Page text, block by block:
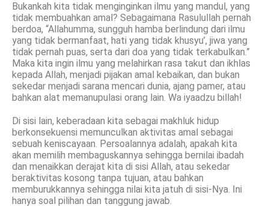
Bukankah kita tidak menginginkan ilmu yang mandul, yang
tidak membuahkan amal? Sebagaimana Rasulullah pernah
berdoa, “Allahumma, sungguh hamba berlindung dari ilmu
yang tidak bermanfaat, hati yang tidak khusyu’, jiwa yang
tidak pernah puas, serta dari doa yang tidak terkabulkan.”
Maka kita ingin ilmu yang melahirkan rasa takut dan ikhlas
kepada Allah, menjadi pijakan amal kebaikan, dan bukan
sekedar menjadi sarana mencari dunia, ajang pamer, atau
bahkan alat memanupulasi orang lain. Wa iyaadzu billah!
Di sisi lain, keberadaan kita sebagai makhluk hidup
berkonsekuensi memunculkan aktivitas amal sebagai
sebuah keniscayaan. Persoalannya adalah, apakah kita
akan memilih membaguskannya sehingga bernilai ibadah
dan menaikkan derajat kita di sisi Allah, atau sekedar
beraktivitas kosong tanpa tujuan, atau bahkan
memburukkannya sehingga nilai kita jatuh di sisi-Nya. Ini
hanya soal pilihan dan tanggung jawab.